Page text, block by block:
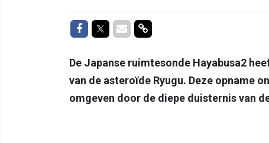
Delen op Facebook
Delen op Twitter
Delen via Mail
Delen via link
De Japanse ruimtesonde Hayabusa2
van de asteroïde Ryugu. Deze opname
omgeven door de diepe duisternis van